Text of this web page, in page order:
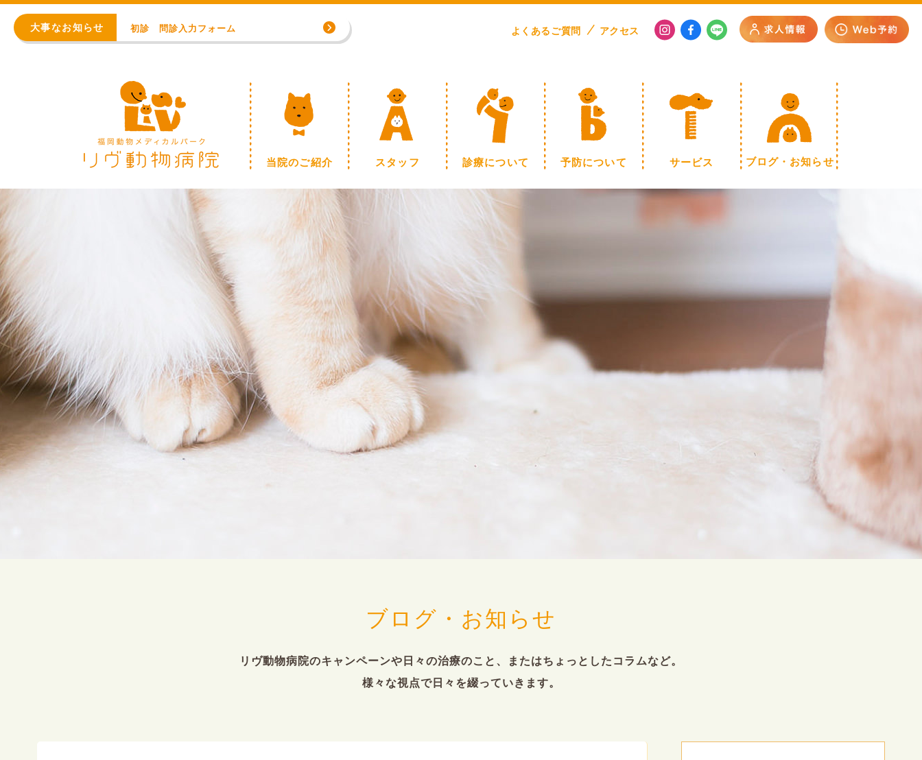
大事なお知らせ
WEB予約始まりました！
※重要※ 価格改定のお知らせ
初診 問診入力フォーム
アレルギー・アトピー・皮膚科専門外来／川野浩志先生（完全予約制）
WEB予約始まりました！
※重要※ 価格改定のお知らせ
よくあるご質問 アクセス
当院のご紹介 スタッフ 診療について 予防について サービス ブログ・お知らせ
ブログ・お知らせ
リヴ動物病院のキャンペーンや日々の治療のこと、またはちょっとしたコラムなど。
様々な視点で日々を綴っていきます。